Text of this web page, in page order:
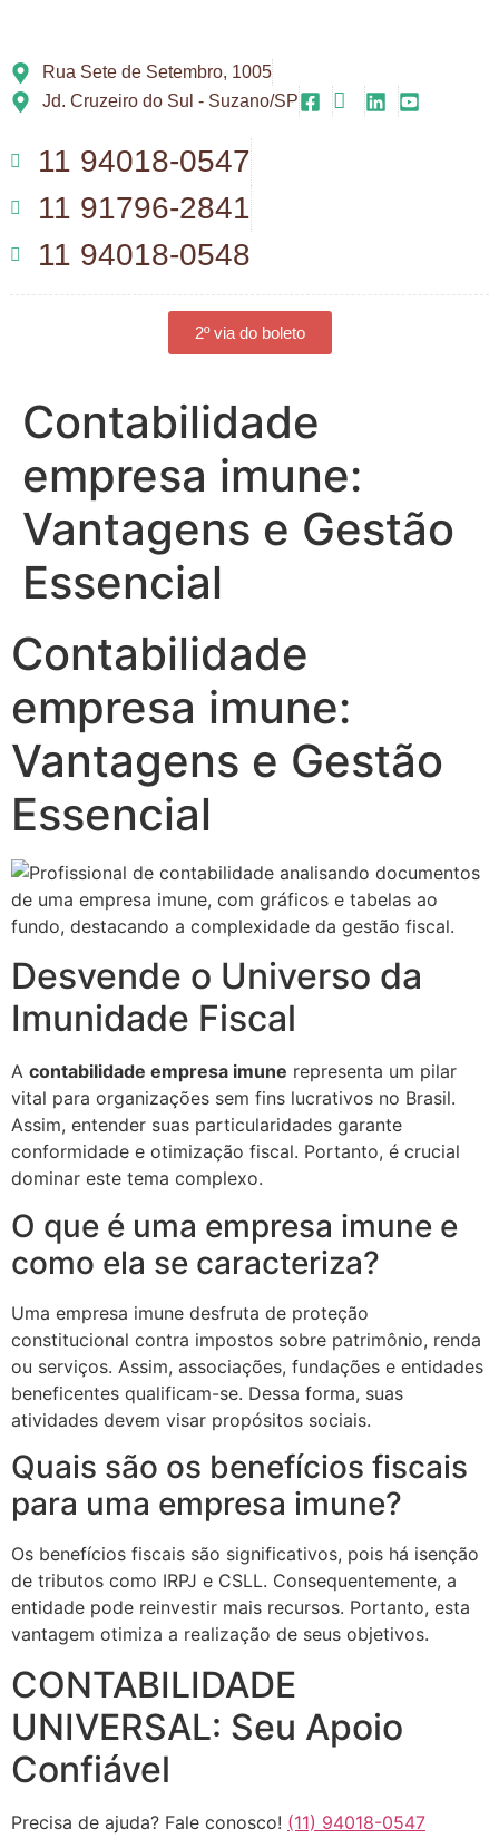
Rua Sete de Setembro, 1005
Jd. Cruzeiro do Sul - Suzano/SP
11 94018-0547
11 91796-2841
11 94018-0548
2º via do boleto
Contabilidade
empresa imune:
Vantagens e Gestão
Essencial
Contabilidade
empresa imune:
Vantagens e Gestão
Essencial
Desvende o Universo da
Imunidade Fiscal
A contabilidade empresa imune representa um pilar
vital para organizações sem fins lucrativos no Brasil.
Assim, entender suas particularidades garante
conformidade e otimização fiscal. Portanto, é crucial
dominar este tema complexo.
O que é uma empresa imune e
como ela se caracteriza?
Uma empresa imune desfruta de proteção
constitucional contra impostos sobre patrimônio, renda
ou serviços. Assim, associações, fundações e entidades
beneficentes qualificam-se. Dessa forma, suas
atividades devem visar propósitos sociais.
Quais são os benefícios fiscais
para uma empresa imune?
Os benefícios fiscais são significativos, pois há isenção
de tributos como IRPJ e CSLL. Consequentemente, a
entidade pode reinvestir mais recursos. Portanto, esta
vantagem otimiza a realização de seus objetivos.
CONTABILIDADE
UNIVERSAL: Seu Apoio
Confiável
Precisa de ajuda? Fale conosco! (11) 94018-0547